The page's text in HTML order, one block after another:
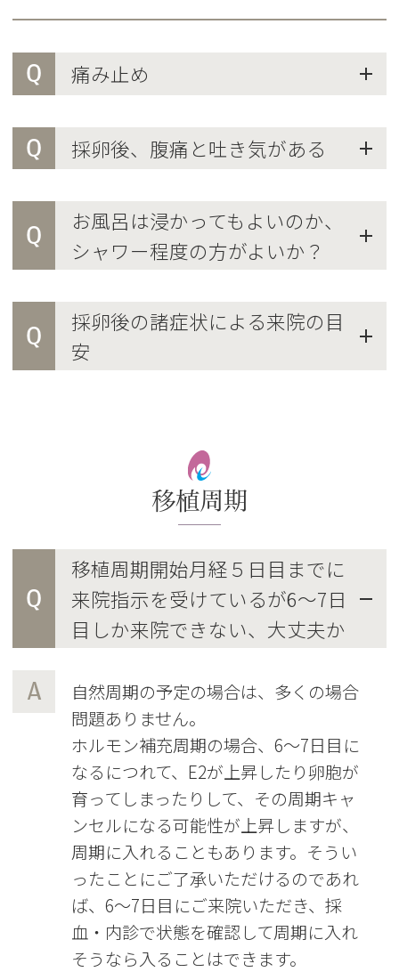
Q 痛み止め
Q 採卵後、腹痛と吐き気がある
Q
お風呂は浸かってもよいのか、
シャワー程度の方がよいか？
Q
採卵後の諸症状による来院の目
安
移植周期
Q
移植周期開始月経５日目までに
来院指示を受けているが6～7日
目しか来院できない、大丈夫か
A
自然周期の予定の場合は、多くの場合
問題ありません。
ホルモン補充周期の場合、6～7日目に
なるにつれて、E2が上昇したり卵胞が
育ってしまったりして、その周期キャ
ンセルになる可能性が上昇しますが、
周期に入れることもあります。そうい
ったことにご了承いただけるのであれ
ば、6～7日目にご来院いただき、採
血・内診で状態を確認して周期に入れ
そうなら入ることはできます。